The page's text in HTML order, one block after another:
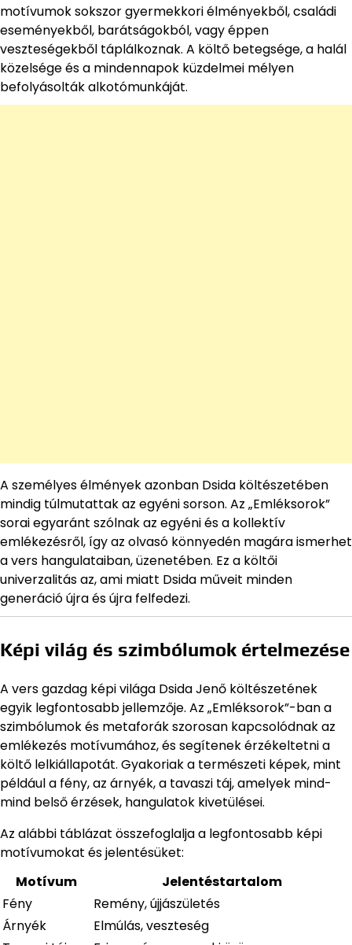
motívumok sokszor gyermekkori élményekből, családi
eseményekből, barátságokból, vagy éppen
veszteségekből táplálkoznak. A költő betegsége, a halál
közelsége és a mindennapok küzdelmei mélyen
befolyásolták alkotómunkáját.
A személyes élmények azonban Dsida költészetében
mindig túlmutattak az egyéni sorson. Az „Emléksorok”
sorai egyaránt szólnak az egyéni és a kollektív
emlékezésről, így az olvasó könnyedén magára ismerhet
a vers hangulataiban, üzenetében. Ez a költői
univerzalitás az, ami miatt Dsida műveit minden
generáció újra és újra felfedezi.
Képi világ és szimbólumok értelmezése
A vers gazdag képi világa Dsida Jenő költészetének
egyik legfontosabb jellemzője. Az „Emléksorok”-ban a
szimbólumok és metaforák szorosan kapcsolódnak az
emlékezés motívumához, és segítenek érzékeltetni a
költő lelkiállapotát. Gyakoriak a természeti képek, mint
például a fény, az árnyék, a tavaszi táj, amelyek mind-
mind belső érzések, hangulatok kivetülései.
Az alábbi táblázat összefoglalja a legfontosabb képi
motívumokat és jelentésüket:
Motívum
Jelentéstartalom
Fény
Remény, újjászületés
Árnyék
Elmúlás, veszteség